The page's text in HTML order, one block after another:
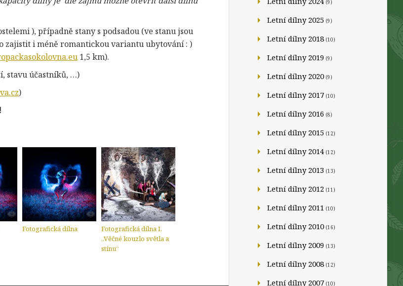
), případně stany s podsadou (ve stanu jsou
zajistit i méně romantickou variantu ubytování : )
1,5 km).
stavu účastníků, …)
)
Fotografická dílna
Fotografická dílna I.
„Věčné kouzlo světla a
stínu“
(9)
Letní dílny 2025 (9)
Letní dílny 2018 (10)
Letní dílny 2019 (9)
Letní dílny 2020 (9)
Letní dílny 2017 (10)
Letní dílny 2016 (8)
Letní dílny 2015 (12)
Letní dílny 2014 (12)
Letní dílny 2013 (13)
Letní dílny 2012 (11)
Letní dílny 2011 (10)
Letní dílny 2010 (16)
Letní dílny 2009 (13)
Letní dílny 2008 (12)
Letní dílny 2007 (10)